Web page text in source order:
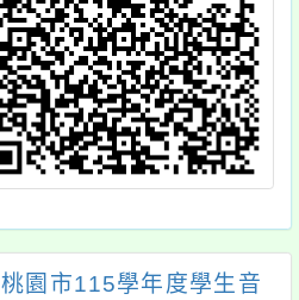
桃園市115學年度學生音